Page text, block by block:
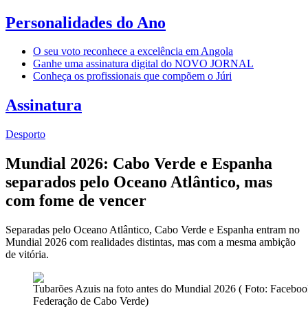
Personalidades do Ano
O seu voto reconhece a excelência em Angola
Ganhe uma assinatura digital do NOVO JORNAL
Conheça os profissionais que compõem o Júri
Assinatura
Desporto
Mundial 2026: Cabo Verde e Espanha
separados pelo Oceano Atlântico, mas
com fome de vencer
Separadas pelo Oceano Atlântico, Cabo Verde e Espanha entram no
Mundial 2026 com realidades distintas, mas com a mesma ambição
de vitória.
Tubarões Azuis na foto antes do Mundial 2026 ( Foto:
Federação de Cabo Verde)